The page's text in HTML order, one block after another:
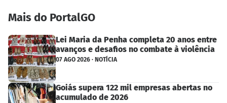
Mais do PortalGO
Lei Maria da Penha completa 20 anos entre
avanços e desafios no combate à violência
07 AGO 2026 · NOTÍCIA
Goiás supera 122 mil empresas abertas no
acumulado de 2026